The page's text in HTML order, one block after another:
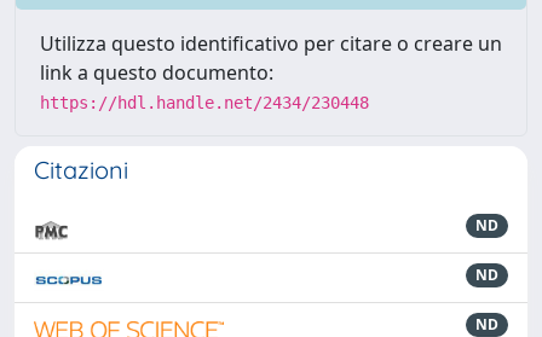
Utilizza questo identificativo per citare o creare un
link a questo documento:
https://hdl.handle.net/2434/230448
Citazioni
ND
ND
ND